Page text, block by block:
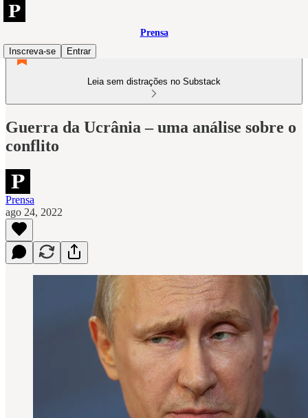
Prensa
Inscreva-se
Entrar
Leia sem distrações no Substack
Guerra da Ucrânia – uma análise sobre o
conflito
Prensa
ago 24, 2022